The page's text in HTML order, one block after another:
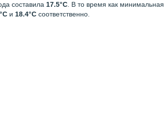
составила 17.5°C. В то время как минимальная
и 18.4°C соответственно.